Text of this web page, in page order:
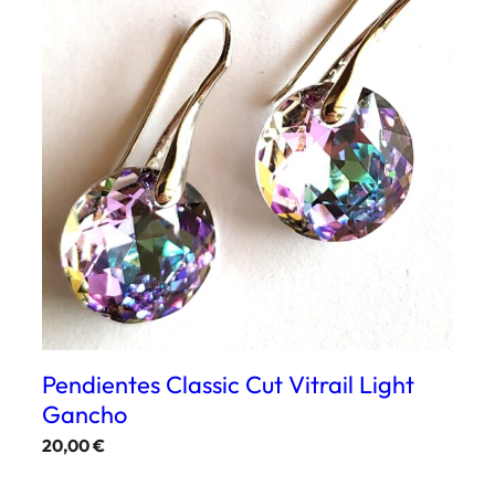
Pendientes Classic Cut Vitrail Light
Gancho
20,00€